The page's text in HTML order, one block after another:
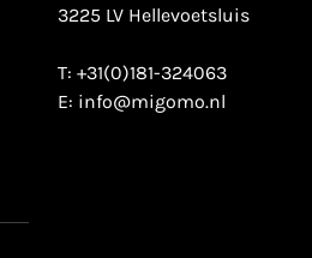
3225 LV Hellevoetsluis
T: +31(0)181-324063
E: info@migomo.nl